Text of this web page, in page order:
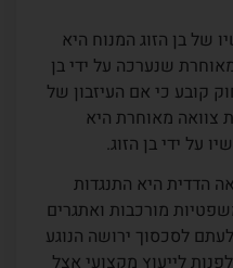
של בן הזוג המנוח היא
שנערכה על ידי בן
בחיים. סעיף 8א לחוק קובע כי אם העיזבון של
צוואה מאוחרת היא
על ידי בן הזוג.
הדדית היא התנגדות
מורכבות ואתגרים
לסכסוך ירושה הנוגע
לייעוץ מקצועי אצל